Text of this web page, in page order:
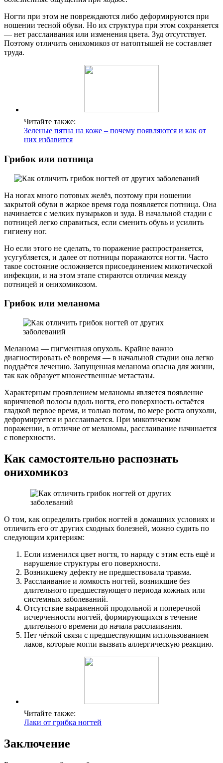
Ногти при этом не повреждаются либо деформируются при
ношении тесной обуви. Но их структура при этом сохраняется
— нет расслаивания или изменения цвета. Зуд отсутствует.
Поэтому отличить онихомикоз от натоптышей не составляет
труда.
Читайте также:
Зеленые пятна на коже – почему появляются и как от
них избавится
Грибок или потница
На ногах много потовых желёз, поэтому при ношении
закрытой обуви в жаркое время года появляется потница. Она
начинается с мелких пузырьков и зуда. В начальной стадии с
потницей легко справиться, если сменить обувь и усилить
гигиену ног.
Но если этого не сделать, то поражение распространяется,
усугубляется, и далее от потницы поражаются ногти. Часто
такое состояние осложняется присоединением микотической
инфекции, и на этом этапе стираются отличия между
потницей и онихомикозом.
Грибок или меланома
Меланома — пигментная опухоль. Крайне важно
диагностировать её вовремя — в начальной стадии она легко
поддаётся лечению. Запущенная меланома опасна для жизни,
так как образует множественные метастазы.
Характерным проявлением меланомы является появление
коричневой полосы вдоль ногтя, его поверхность остаётся
гладкой первое время, и только потом, по мере роста опухоли,
деформируется и расслаивается. При микотическом
поражении, в отличие от меланомы, расслаивание начинается
с поверхности.
Как самостоятельно распознать
онихомикоз
О том, как определить грибок ногтей в домашних условиях и
отличить его от других сходных болезней, можно судить по
следующим критериям:
Если изменился цвет ногтя, то наряду с этим есть ещё и
нарушение структуры его поверхности.
Возникшему дефекту не предшествовала травма.
Расслаивание и ломкость ногтей, возникшие без
длительного предшествующего периода кожных или
системных заболеваний.
Отсутствие выраженной продольной и поперечной
исчерченности ногтей, формирующихся в течение
длительного времени до начала расслаивания.
Нет чёткой связи с предшествующим использованием
лаков, которые могли вызвать аллергическую реакцию.
Читайте также:
Лаки от грибка ногтей
Заключение